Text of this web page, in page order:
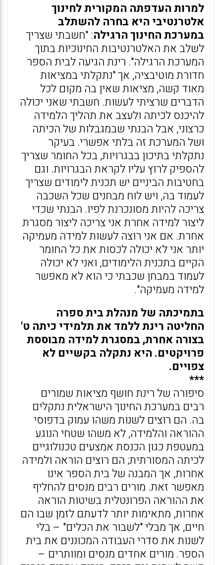
למרות העדפתה המקורית לחינוך
אלטרנטיבי היא בחרה להשתלב
במערכת החינוך הרגילה: "חשבתי שצריך
לשלב את האלטרנטיבות החינוכיות בתוך
המערכת הרגילה". רינת הגיעה לבית הספר
חדורת מוטיבציה, אך "נתקלתי במציאות
מאוד קשה, מציאות שאין בה מקום לכל
הדברים שרציתי לעשות. חשבתי שאני יכולה
להיכנס לכיתה ולעצב את תהליך הלמידה
כרצוני, אבל הבנתי שבמגבלות של הכיתה
ושל המערכת זה בלתי אפשרי. בעיקר
נתקלתי בתיכון בבגרויות, בכל החומר שצריך
להספיק לרוץ עליו לקראת הבגרויות. וגם
בחטיבות הביניים יש תכנית לימודים שצריך
לעמוד בה, ויש לוח מבחנים שכל השכבה
צריכה להיות מסונכרנת לפיו. הבנתי שכדי
ליצור למידה אחרת אני צריכה ליצור מסגרת
אחרת. אם אני רוצה לעשות למידה מעמיקה
יותר אני לא יכולה לכסות את כל החומר
הקיים בתכנית הלימודים, ואני לא יכולה
לעמוד במבחן שכבתי כי הוא לא מאפשר
למידה מעמיקה".
בתמיכתה של מנהלת בית ספרה
החליטה רינת ללמד את תלמידי כיתה ט'
בצורה אחרת, במסגרת למידה מבוססת
פרויקטים. היא נתקלה בקשיים לא
צפויים.
***
סיפורה של רינת חושף מציאות שמורים
רבים במערכת החינוך הישראלית נתקלים
בה. הם רוצים לשנות משהו עמוק בדפוסי
ההוראה והלמידה, לא משהו שטחי הנוגע
במעטפת כגון הכנסת אמצעים טכנולוגיים
לכיתה המסורתית; הם רוצים הוראה ולמידה
אחרות, אך המבנה של בית הספר אינו
מאפשר זאת. מורים רבים מנסים להחליף
את ההוראה הפרונטלית בשיטות הוראה
אחרות, מתאימות יותר לדעתם לזמן שבו הם
חיים, אך מבלי "לשבור את הכלים" – בלי
לשנות את סדרי העבודה המכוננים את בית
הספר. מורים אחדים מנסים ומוותרים –